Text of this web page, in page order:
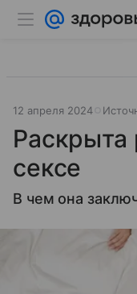
12 апреля 2024
Раскрыта
сексе
В чем она